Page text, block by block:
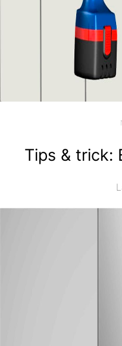
Tips & trick: